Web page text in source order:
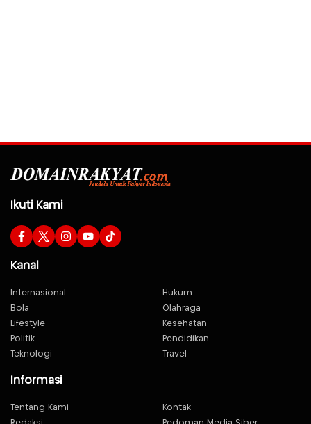
Ikuti Kami
Kanal
Internasional
Hukum
Bola
Olahraga
Lifestyle
Kesehatan
Politik
Pendidikan
Teknologi
Travel
Informasi
Tentang Kami
Kontak